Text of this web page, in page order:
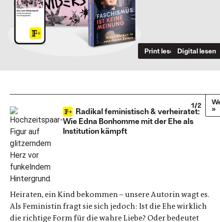
Print lesen Digital lesen
Radikal feministisch & verheiratet:
Wie Edna Bonhomme mit der Ehe als
Institution kämpft
Heiraten, ein Kind bekommen – unsere Autorin wagt es.
Als Feministin fragt sie sich jedoch: Ist die Ehe wirklich
die richtige Form für die wahre Liebe? Oder bedeutet
1/2
»